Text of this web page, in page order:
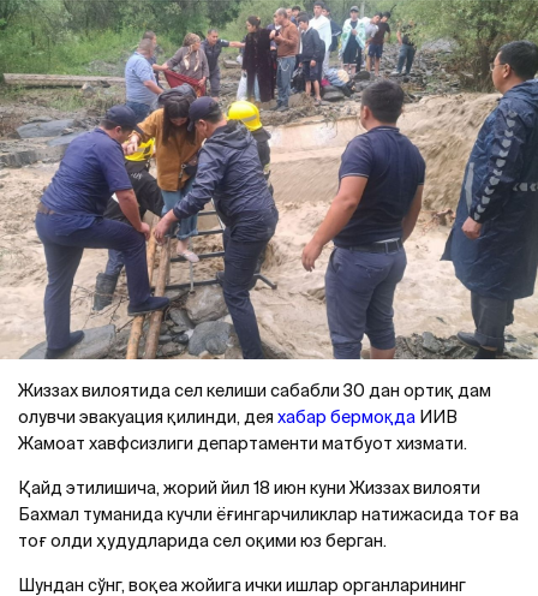
Жиззах вилоятида сел келиши сабабли 30 дан ортиқ дам
олувчи эвакуация қилинди, дея хабар бермоқда ИИВ
Жамоат хавфсизлиги департаменти матбуот хизмати.
Қайд этилишича, жорий йил 18 июн куни Жиззах вилояти
Бахмал туманида кучли ёғингарчиликлар натижасида тоғ ва
тоғ олди ҳудудларида сел оқими юз берган.
Шундан сўнг, воқеа жойига ички ишлар органларининг